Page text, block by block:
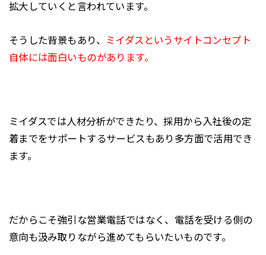
拡大していくと言われています。
そうした背景もあり、
ミイダスというサイトコンセプト
自体には面白いものがあります。
ミイダスでは人材分析ができたり、採用から入社後の定
着までをサポートするサービスもあり多方面で活用でき
ます。
だからこそ強引な営業電話ではなく、電話を受ける側の
意向も汲み取りながら進めてもらいたいものです。